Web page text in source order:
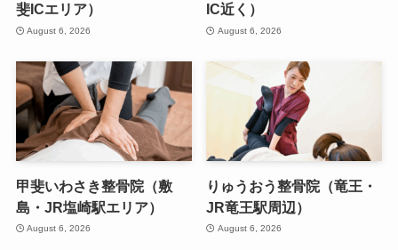
斐ICエリア）
August 6, 2026
IC近く）
August 6, 2026
甲斐いわさき整骨院（敷
島・JR塩崎駅エリア）
August 6, 2026
りゅうおう整骨院（竜王・
JR竜王駅周辺）
August 6, 2026